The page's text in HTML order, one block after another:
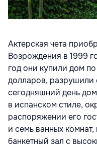
Актерская чета
Возрождения в 1999
год они купили дом
долларов, разрушили
сегодняшний день
в испанском стиле,
распоряжении его
и семь ванных
банкетный зал с